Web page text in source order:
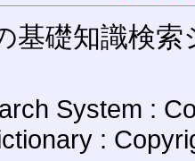
基礎知識検
System :
: